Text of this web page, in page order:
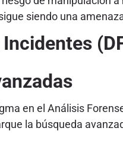
siendo una
en el Análisis
la búsqueda